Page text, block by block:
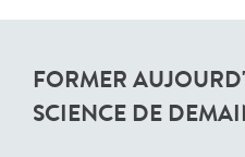
FORMER
SCIENCE DE